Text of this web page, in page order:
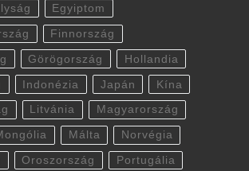
Egyiptom
Finnország
Görögország Hollandia
Indonézia Japán Kína
Litvánia Magyarország
Málta Norvégia
Oroszország Portugália